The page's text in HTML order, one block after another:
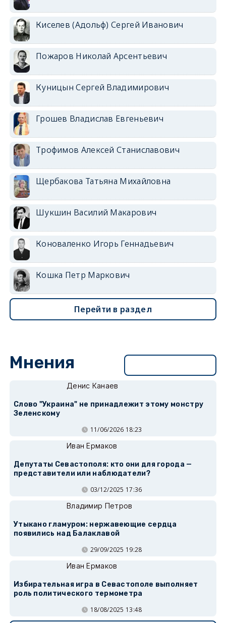
Киселев (Адольф) Сергей Иванович
Пожаров Николай Арсентьевич
Куницын Сергей Владимирович
Грошев Владислав Евгеньевич
Трофимов Алексей Станиславович
Щербакова Татьяна Михайловна
Шукшин Василий Макарович
Коноваленко Игорь Геннадьевич
Кошка Петр Маркович
Перейти в раздел
Мнения
Денис Канаев
Слово "Украина" не принадлежит этому монстру
Зеленскому
11/06/2026 18:23
Иван Ермаков
Депутаты Севастополя: кто они для города —
представители или наблюдатели?
03/12/2025 17:36
Владимир Петров
Утыкано гламуром: нержавеющие сердца
появились над Балаклавой
29/09/2025 19:28
Иван Ермаков
Избирательная игра в Севастополе выполняет
роль политического термометра
18/08/2025 13:48